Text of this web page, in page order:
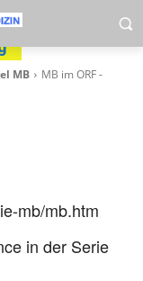
MB
MB im ORF -
mb/mb.htm
in der Serie